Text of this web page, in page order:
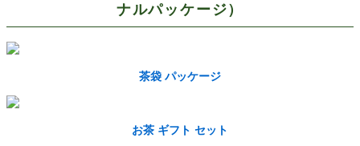
ナルパッケージ）
茶袋 パッケージ
お茶 ギフト セット